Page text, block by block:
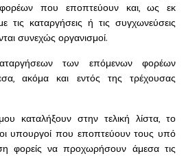
φορέων που εποπτεύουν και, ως εκ
τις καταργήσεις ή τις συγχωνεύσεις
συνεχώς οργανισμοί.
των επόμενων φορέων
ακόμα και εντός της τρέχουσας
καταλήξουν στην τελική λίστα, το
υπουργοί που εποπτεύουν τους υπό
φορείς να προχωρήσουν άμεσα τις